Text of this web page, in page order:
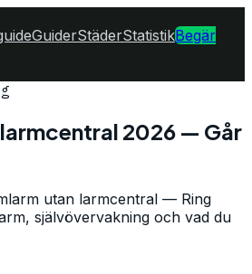
GuiderStäderStatistikBegär
2026 — Går
utan larmcentral — Ring
självövervakning och vad du